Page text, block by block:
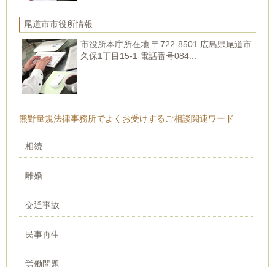
尾道市市役所情報
市役所本庁所在地 〒722-8501 広島県尾道市
久保1丁目15-1 電話番号084...
熊野量規法律事務所でよくお受けするご相談関連ワード
相続
離婚
交通事故
民事再生
労働問題